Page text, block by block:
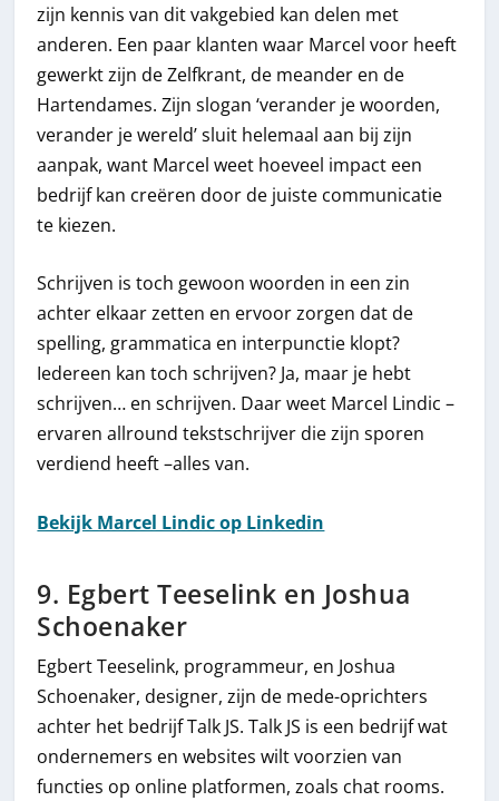
zijn kennis van dit vakgebied kan delen met
anderen. Een paar klanten waar Marcel voor heeft
gewerkt zijn de Zelfkrant, de meander en de
Hartendames. Zijn slogan ‘verander je woorden,
verander je wereld’ sluit helemaal aan bij zijn
aanpak, want Marcel weet hoeveel impact een
bedrijf kan creëren door de juiste communicatie
te kiezen.
Schrijven is toch gewoon woorden in een zin
achter elkaar zetten en ervoor zorgen dat de
spelling, grammatica en interpunctie klopt?
Iedereen kan toch schrijven? Ja, maar je hebt
schrijven… en schrijven. Daar weet Marcel Lindic –
ervaren allround tekstschrijver die zijn sporen
verdiend heeft –alles van.
Bekijk Marcel Lindic op Linkedin
9. Egbert Teeselink en Joshua
Schoenaker
Egbert Teeselink, programmeur, en Joshua
Schoenaker, designer, zijn de mede-oprichters
achter het bedrijf Talk JS. Talk JS is een bedrijf wat
ondernemers en websites wilt voorzien van
functies op online platformen, zoals chat rooms.